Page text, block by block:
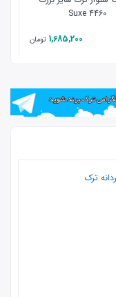
4460 Suxe
1,685,200 تومان